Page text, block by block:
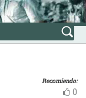
Recomiendo:
0